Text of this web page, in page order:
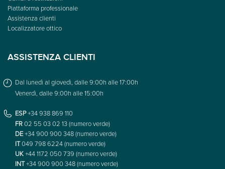
Piattaforma professionale
Assistenza clienti
Localizzatore ottico
ASSISTENZA CLIENTI
Dal lunedì al giovedì, dalle 9:00h alle 17:00h
Venerdì, dalle 9:00h alle 15:00h
ESP+34 938 869 110
FR02 55 03 02 13 (numero verde)
DE+34 900 900 348 (numero verde)
IT049 798 6224 (numero verde)
UK+44 1172 050 739 (numero verde)
INT+34 900 900 348 (numero verde)